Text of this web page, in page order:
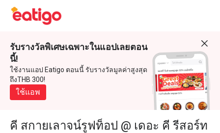
รับรางวัลพิเศษเฉพาะในแอปเลยตอน
นี้!
ใช้งานแอป Eatigo ตอนนี้ รับรางวัลมูลค่าสูงสุด
ถึงTHB 300!
ใช้แอพ
คี สกายเลาจน์รูฟท็อป @ เดอะ คี รีสอร์ท